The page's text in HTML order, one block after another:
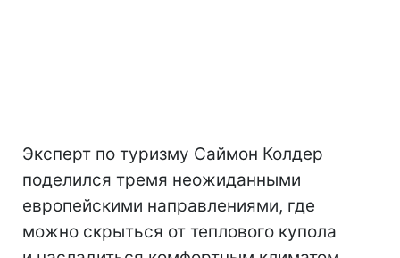
Эксперт по туризму Саймон Колдер
поделился тремя неожиданными
европейскими направлениями, где
можно скрыться от теплового купола